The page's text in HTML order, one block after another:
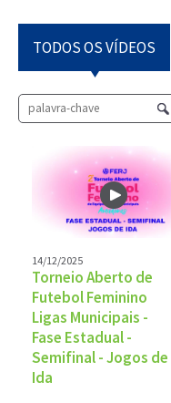
TODOS OS VÍDEOS
14/12/2025
Torneio Aberto de
Futebol Feminino
Ligas Municipais -
Fase Estadual -
Semifinal - Jogos de
Ida